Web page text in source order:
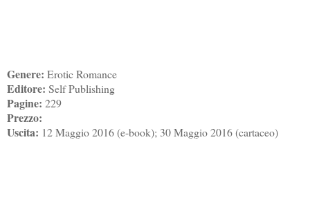
Genere: Erotic Romance
Editore: Self Publishing
Pagine: 229
Prezzo:
Uscita: 12 Maggio 2016 (e-book); 30 Maggio 2016 (cartaceo)